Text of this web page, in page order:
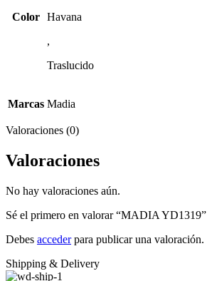
Color Havana
,
Traslucido
Marcas Madia
Valoraciones (0)
Valoraciones
No hay valoraciones aún.
Sé el primero en valorar “MADIA YD1319”
Debes accederpara publicar una valoración.
Shipping & Delivery